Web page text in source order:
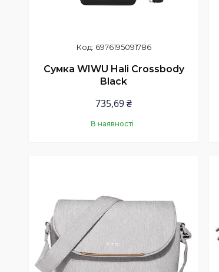
6976195091786
Сумка WIWU Hali Crossbody
Black
735,69 ₴
В наявності